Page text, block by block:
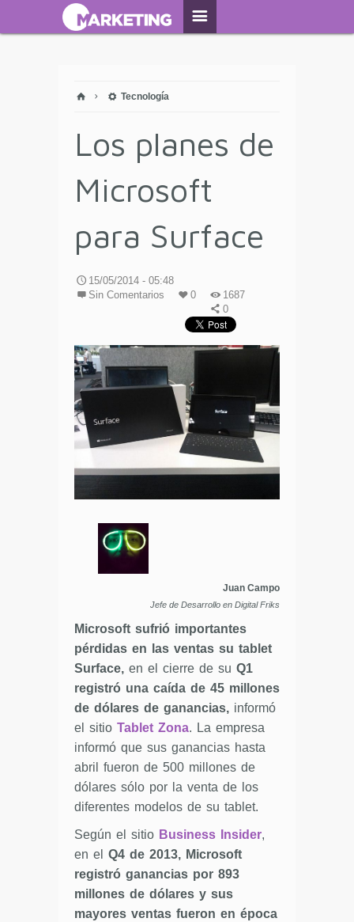
Tecnología
Los planes de
Microsoft
para Surface
15/05/2014 - 05:48
Sin Comentarios
0
1687
0
Juan Campo
Jefe de Desarrollo en Digital Friks
Microsoft sufrió importantes
pérdidas en las ventas su tablet
Surface, en el cierre de su Q1
registró una caída de 45 millones
de dólares de ganancias, informó
el sitio Tablet Zona. La empresa
informó que sus ganancias hasta
abril fueron de 500 millones de
dólares sólo por la venta de los
diferentes modelos de su tablet.
Según el sitio Business Insider,
en el Q4 de 2013, Microsoft
registró ganancias por 893
millones de dólares y sus
mayores ventas fueron en época